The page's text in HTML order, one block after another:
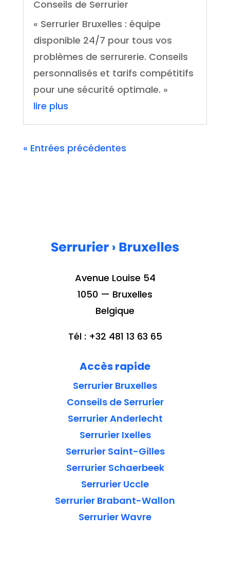
Conseils de Serrurier
« Serrurier Bruxelles : équipe
disponible 24/7 pour tous vos
problèmes de serrurerie. Conseils
personnalisés et tarifs compétitifs
pour une sécurité optimale. »
lire plus
« Entrées précédentes
Avenue Louise 54
1050 — Bruxelles
Belgique
Tél : +32 481 13 63 65
Accès rapide
Serrurier Bruxelles
Conseils de Serrurier
Serrurier Anderlecht
Serrurier Ixelles
Serrurier Saint-Gilles
Serrurier Schaerbeek
Serrurier Uccle
Serrurier Brabant-Wallon
Serrurier Wavre